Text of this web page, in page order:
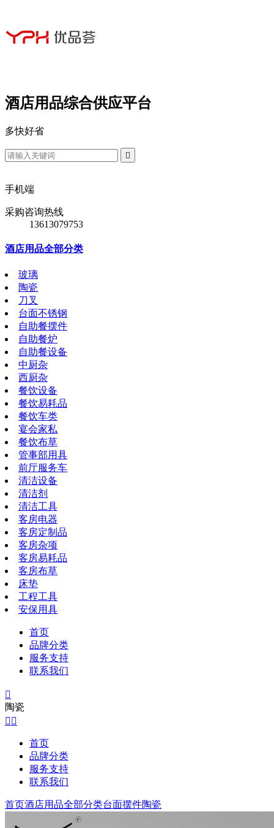
酒店用品综合供应平台
多快好省

手机端
采购咨询热线
13613079753
酒店用品全部分类
玻璃
陶瓷
刀叉
台面不锈钢
自助餐摆件
自助餐炉
自助餐设备
中厨杂
西厨杂
餐饮设备
餐饮易耗品
餐饮车类
宴会家私
餐饮布草
管事部用具
前厅服务车
清洁设备
清洁剂
清洁工具
客房电器
客房定制品
客房杂项
客房易耗品
客房布草
床垫
工程工具
安保用具
首页
品牌分类
服务支持
联系我们

陶瓷
 
首页
品牌分类
服务支持
联系我们
首页酒店用品全部分类台面摆件陶瓷